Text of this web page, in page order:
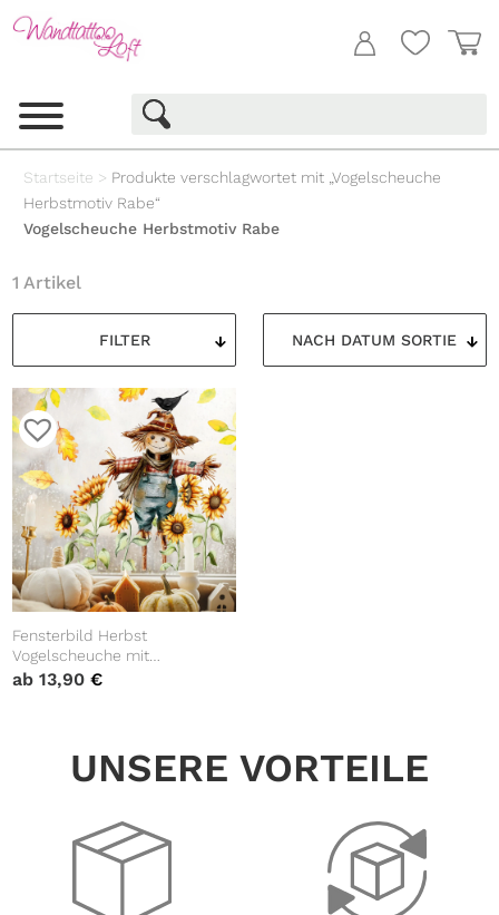
Startseite > Produkte verschlagwortet mit „Vogelscheuche
Herbstmotiv Rabe“
Vogelscheuche Herbstmotiv Rabe
FILTER
1 Artikel
Fensterbild Herbst
Vogelscheuche mit
Sonnenblumen und Blättern
ab13,90€
UNSERE VORTEILE